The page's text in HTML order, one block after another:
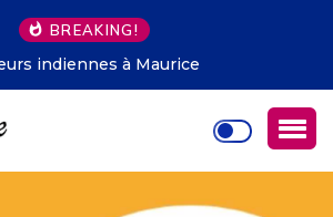
BREAKING!
indiennes à Maurice